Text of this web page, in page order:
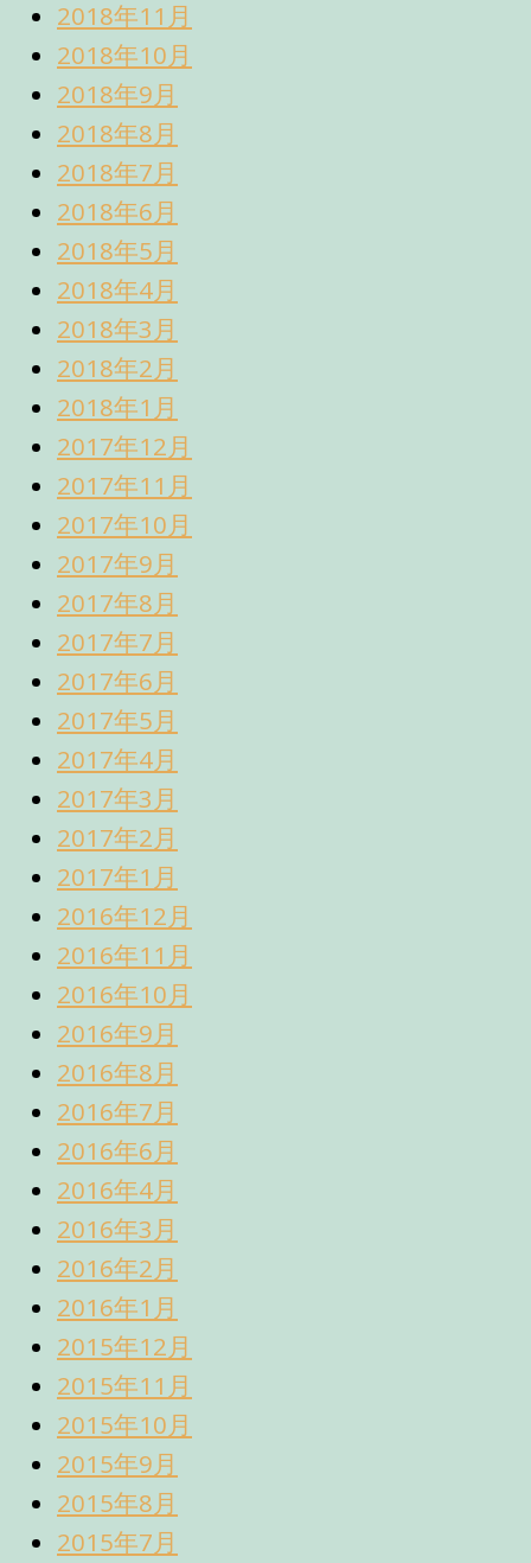
2018年11月
2018年10月
2018年9月
2018年8月
2018年7月
2018年6月
2018年5月
2018年4月
2018年3月
2018年2月
2018年1月
2017年12月
2017年11月
2017年10月
2017年9月
2017年8月
2017年7月
2017年6月
2017年5月
2017年4月
2017年3月
2017年2月
2017年1月
2016年12月
2016年11月
2016年10月
2016年9月
2016年8月
2016年7月
2016年6月
2016年4月
2016年3月
2016年2月
2016年1月
2015年12月
2015年11月
2015年10月
2015年9月
2015年8月
2015年7月